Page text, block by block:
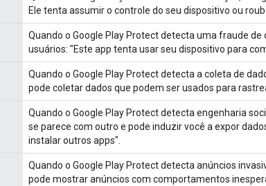
Ele tenta assumir o controle do seu dispositivo ou
Quando o Google Play Protect detecta uma fraude
usuários: "Este app tenta usar seu dispositivo para
Quando o Google Play Protect detecta a coleta de
pode coletar dados que podem ser usados para
Quando o Google Play Protect detecta engenharia
se parece com outro e pode induzir você a expor
instalar outros apps".
Quando o Google Play Protect detecta anúncios
pode mostrar anúncios com comportamentos